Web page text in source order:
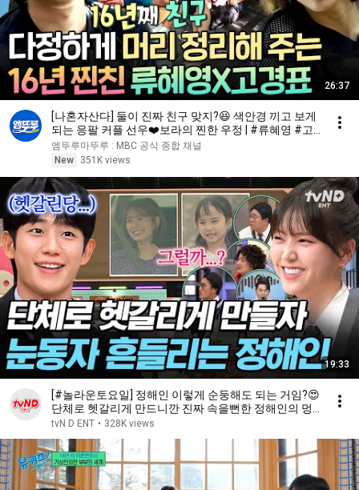
26:37
[나혼자산다] 둘이 진짜 친구 맞지?😆 색안경 끼고 보게
되는 응팔 커플 선우❤️보라의 찐한 우정 | #류혜영 #고
경표 MBC260807방송
엠뚜루마뚜루 : MBC 공식 종합 채널
New
351K views
19:33
[#놀라운토요일] 정해인 이렇게 순둥해도 되는 거임?😍
단체로 헷갈리게 만드니깐 진짜 속을뻔한 정해인의 멍
뭉미❤
tvN D ENT • 328K views